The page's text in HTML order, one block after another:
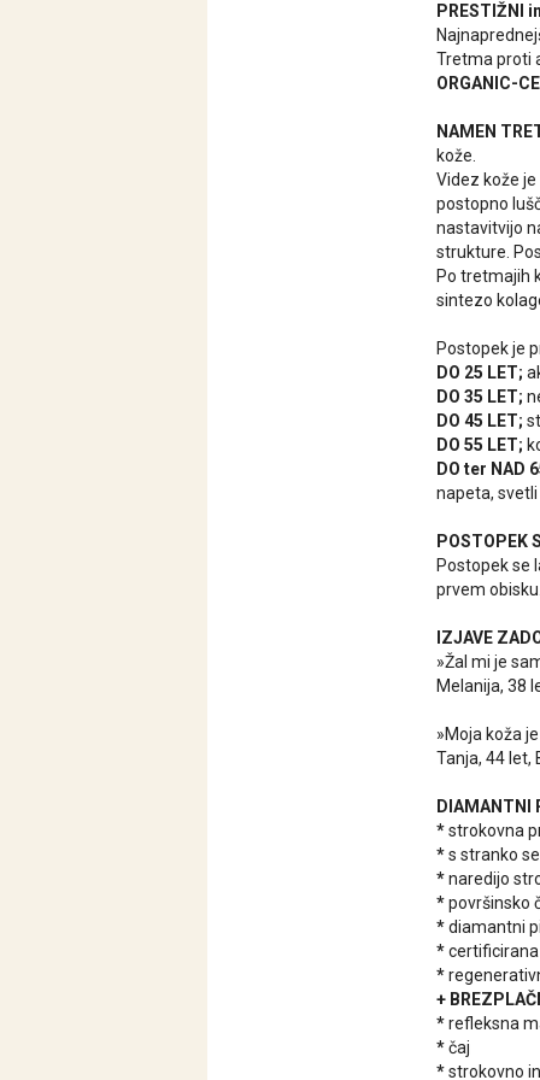
PRESTIŽNI
Tretma proti
ORGANIC-
NAMEN
kože.
Videz kože
postopno
nastavitvijo
strukture.
Po tretmajih
sintezo
Postopek je
DO 25 LET;
DO 35 LET;
DO 45 LET;
DO 55 LET;
DO ter NAD
napeta,
POSTOPEK
Postopek se
prvem
IZJAVE
»Žal mi je
Melanija, 38
»Moja koža
Tanja, 44 let,
DIAMANTNI
*strokovna
*s stranko
*naredijo
*površinsko
*diamantni
*
*
+
*refleksna
*čaj
*strokovno